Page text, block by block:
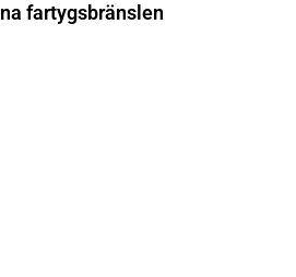
fartygsbränslen